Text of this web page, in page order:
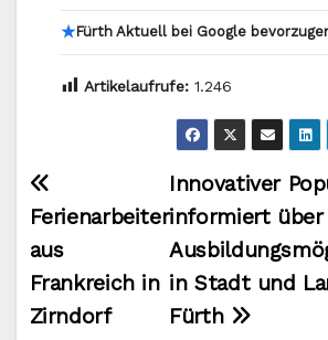
★Fürth Aktuell bei Google
Artikelaufrufe: 1.246
Innovativer
informiert über
in Stadt und
Fürth
Ferienarbeiter
aus
Frankreich in
Zirndorf